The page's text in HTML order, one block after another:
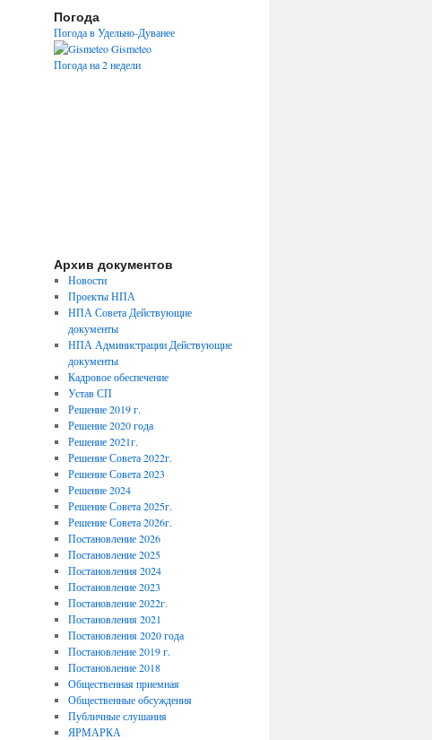
Погода
Погода в Удельно-Дуванее
Gismeteo
Погода на 2 недели
Архив документов
Новости
Проекты НПА
НПА Совета Действующие
документы
НПА Администрации Действующие
документы
Кадровое обеспечение
Устав СП
Решение 2019 г.
Решение 2020 года
Решение 2021г.
Решение Совета 2022г.
Решение Совета 2023
Решение 2024
Решение Совета 2025г.
Решение Совета 2026г.
Постановление 2026
Постановление 2025
Постановления 2024
Постановление 2023
Постановление 2022г.
Постановления 2021
Постановления 2020 года
Постановление 2019 г.
Постановление 2018
Общественная приемная
Общественные обсуждения
Публичные слушания
ЯРМАРКА